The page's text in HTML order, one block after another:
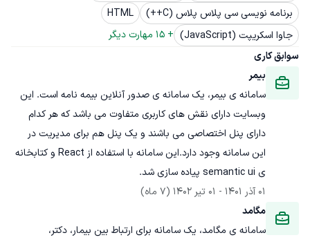
برنامه نویسی سی پلاس پلاس (C++)
HTML
جاوا اسکریپت (JavaScript)
+
15 مهارت دیگر
سوابق کاری
بیمر
سامانه ی بیمر، یک سامانه ی صدور آنلاین بیمه نامه است. این
وبسایت دارای نقش های کاربری متفاوت می باشد که هر کدام
دارای پنل اختصاصی می باشند و یک پنل هم برای مدیریت در
این سامانه وجود دارد.این سامانه با استفاده از React و کتابخانه
ی semantic ui پیاده سازی شد.
01 آذر 1401
- 01 تیر 1402
(7 ماه)
مگامد
سامانه ی مگامد، یک سامانه برای ارتباط بین بیمار، دکتر،